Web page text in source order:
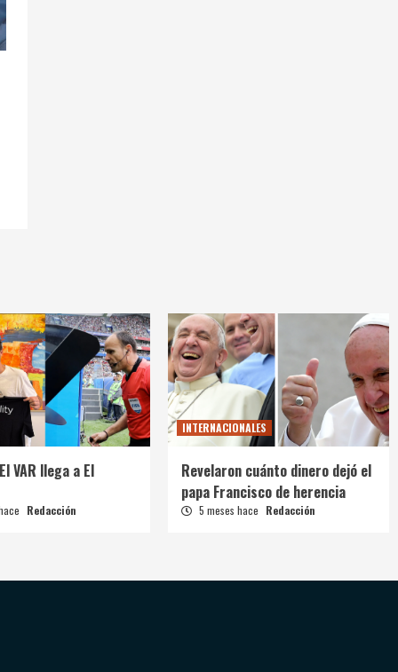
VAR llega a El
Redacción
INTERNACIONALES
Revelaron cuánto dinero dejó el
papa Francisco de herencia
5 meses hace Redacción